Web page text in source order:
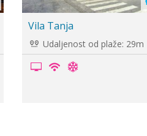
Vila Vjera
Udaljenost od plaže: 150m